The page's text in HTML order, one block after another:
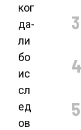
ког
да-
ли
бо
ис
сл
ед
ов